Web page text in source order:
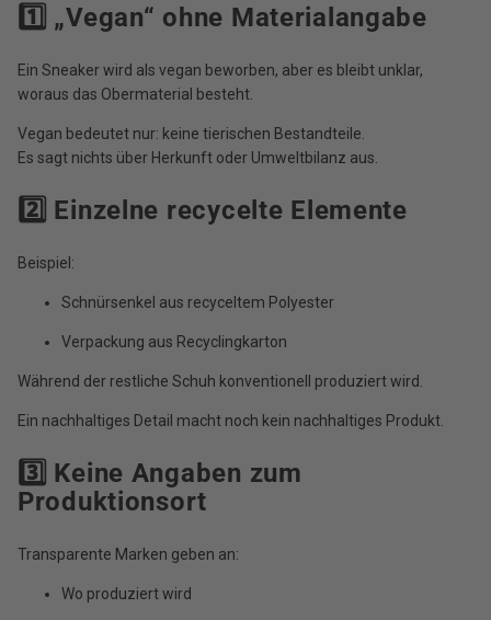
1️⃣ „Vegan“ ohne Materialangabe
Ein Sneaker wird als vegan beworben, aber es bleibt unklar,
woraus das Obermaterial besteht.
Vegan bedeutet nur: keine tierischen Bestandteile.
Es sagt nichts über Herkunft oder Umweltbilanz aus.
2️⃣ Einzelne recycelte Elemente
Beispiel:
Schnürsenkel aus recyceltem Polyester
Verpackung aus Recyclingkarton
Während der restliche Schuh konventionell produziert wird.
Ein nachhaltiges Detail macht noch kein nachhaltiges Produkt.
3️⃣ Keine Angaben zum
Produktionsort
Transparente Marken geben an:
Wo produziert wird